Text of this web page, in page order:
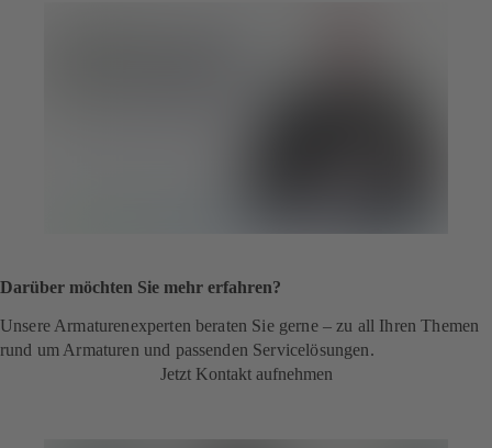
Darüber möchten Sie mehr erfahren?
Unsere Armaturenexperten beraten Sie gerne – zu all Ihren Themen
rund um Armaturen und passenden Service­lösungen.
Jetzt Kontakt aufnehmen